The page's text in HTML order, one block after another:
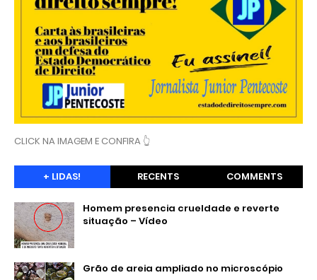
CLICK NA IMAGEM E CONFIRA 👆
+ LIDAS! RECENTS COMMENTS
Homem presencia crueldade e reverte
situação – Vídeo
Grão de areia ampliado no microscópio